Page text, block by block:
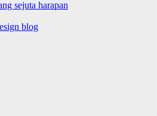
sejuta harapan
blog